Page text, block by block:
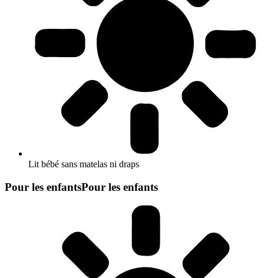
Lit bébé sans matelas ni draps
Pour les enfantsPour les enfants